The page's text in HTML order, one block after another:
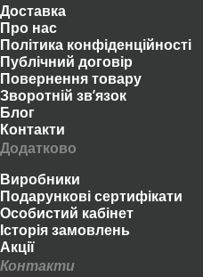
Доставка
Про нас
Політика конфіденційності
Публічний договір
Повернення товару
Зворотній зв’язок
Блог
Контакти
Додатково
Виробники
Подарункові сертифікати
Особистий кабінет
Історія замовлень
Акції
Контакти